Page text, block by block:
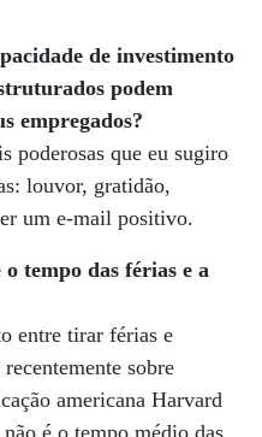
de investimento
podem
empregados?
poderosas que eu sugiro
louvor, gratidão,
um e-mail positivo.
tempo das férias e a
entre tirar férias e
sobre
americana Harvard
é o tempo médio das